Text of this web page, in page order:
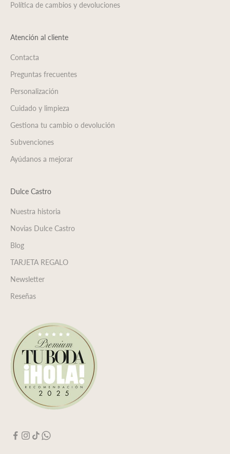
Política de cambios y devoluciones
Atención al cliente
Contacta
Preguntas frecuentes
Personalización
Cuidado y limpieza
Gestiona tu cambio o devolución
Subvenciones
Ayúdanos a mejorar
Dulce Castro
Nuestra historia
Novias Dulce Castro
Blog
TARJETA REGALO
Newsletter
Reseñas